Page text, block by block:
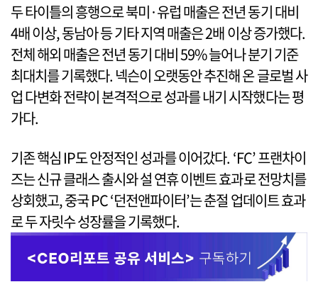
두 타이틀의 흥행으로 북미·유럽 매출은 전년 동기 대비
4배 이상, 동남아 등 기타 지역 매출은 2배 이상 증가했다.
전체 해외 매출은 전년 동기 대비 59% 늘어나 분기 기준
최대치를 기록했다. 넥슨이 오랫동안 추진해 온 글로벌 사
업 다변화 전략이 본격적으로 성과를 내기 시작했다는 평
가다.
기존 핵심 IP도 안정적인 성과를 이어갔다. ‘FC’ 프랜차이
즈는 신규 클래스 출시와 설 연휴 이벤트 효과로 전망치를
상회했고, 중국 PC ‘던전앤파이터’는 춘절 업데이트 효과
로 두 자릿수 성장률을 기록했다.